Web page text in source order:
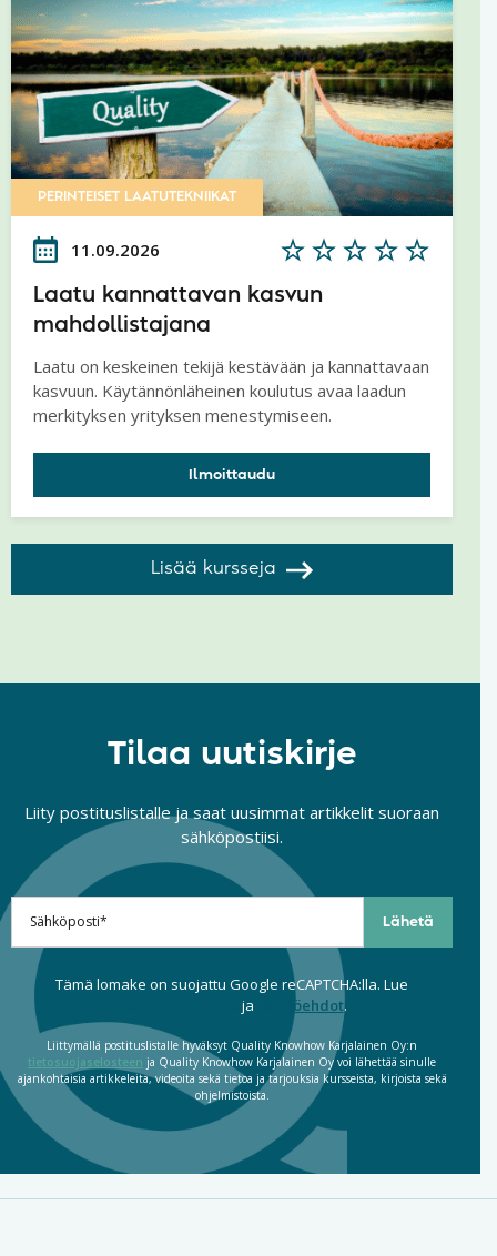
PERINTEISET LAATUTEKNIIKAT
11.09.2026
Laatu kannattavan kasvun
mahdollistajana
Laatu on keskeinen tekijä kestävään ja kannattavaan
kasvuun. Käytännönläheinen koulutus avaa laadun
merkityksen yrityksen menestymiseen.
Ilmoittaudu
Lisää kursseja
Tilaa uutiskirje
Liity postituslistalle ja saat uusimmat artikkelit suoraan
sähköpostiisi.
Tämä lomake on suojattu Google reCAPTCHA:lla. Lue
ja käyttöehdot.
Liittymällä postituslistalle hyväksyt Quality Knowhow Karjalainen Oy:n
tietosuojaselosteen ja Quality Knowhow Karjalainen Oy voi lähettää sinulle
ajankohtaisia artikkeleita, videoita sekä tietoa ja tarjouksia kursseista, kirjoista sekä
ohjelmistoista.